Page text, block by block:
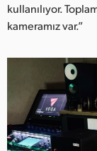
kullanılıyor.
kameramız var.”